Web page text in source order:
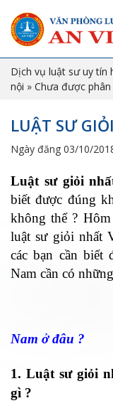
Dịch vụ luật sư uy tín
nội » Chưa được phân
LUẬT SƯ
Ngày đăng 03/10/
Luật sư giỏi
biết được đúng
không thể ?
luật sư giỏi nhất
các bạn cần biết
Nam cần có
Luật
Nam ở đâu ?
1. Luật sư giỏi
gì ?